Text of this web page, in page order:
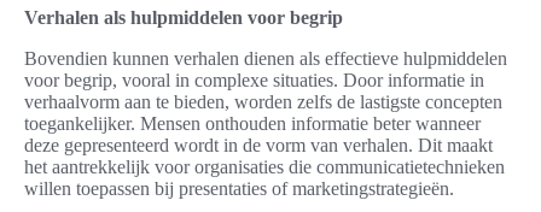
Verhalen als hulpmiddelen voor begrip
Bovendien kunnen verhalen dienen als effectieve hulpmiddelen
voor begrip, vooral in complexe situaties. Door informatie in
verhaalvorm aan te bieden, worden zelfs de lastigste concepten
toegankelijker. Mensen onthouden informatie beter wanneer
deze gepresenteerd wordt in de vorm van verhalen. Dit maakt
het aantrekkelijk voor organisaties die communicatietechnieken
willen toepassen bij presentaties of marketingstrategieën.